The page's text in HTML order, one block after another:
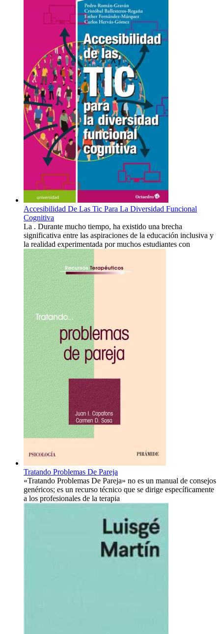
Accesibilidad De Las Tic Para La Diversidad Funcional
Cognitiva
La . Durante mucho tiempo, ha existido una brecha
significativa entre las aspiraciones de la educación inclusiva y
la realidad experimentada por muchos estudiantes con
Tratando Problemas De Pareja
«Tratando Problemas De Pareja» no es un manual de consejos
genéricos; es un recurso técnico que se dirige específicamente
a los profesionales de la terapia